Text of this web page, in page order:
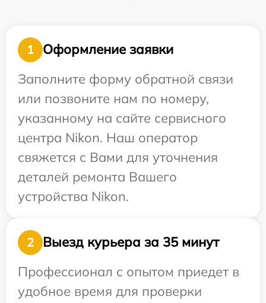
1
Оформление заявки
Заполните форму обратной связи
или позвоните нам по номеру,
указанному на сайте сервисного
центра Nikon. Наш оператор
свяжется с Вами для уточнения
деталей ремонта Вашего
устройства Nikon.
2
Выезд курьера за 35 минут
Профессионал с опытом приедет в
удобное время для проверки